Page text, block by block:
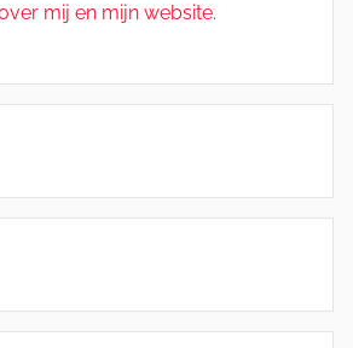
mij en mijn website.